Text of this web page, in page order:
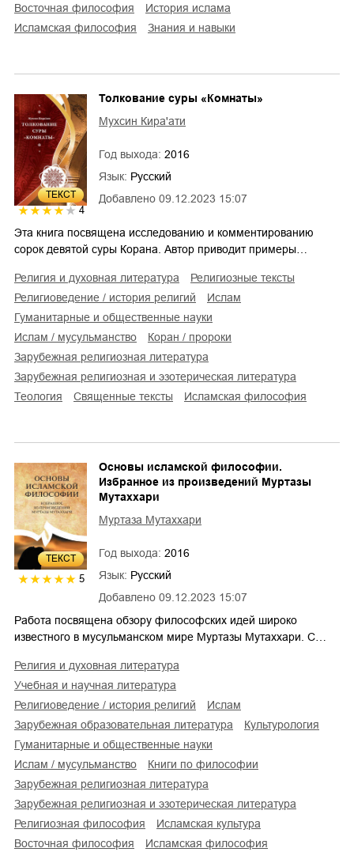
восточная философия
история ислама
исламская философия
знания и навыки
ТЕКСТ
4
Добавлено 09.12.2023 15:07
Толкование суры «Комнаты»
Мухсин Кира'ати
Год выхода: 2016
Язык: Русский
Эта книга посвящена исследованию и комментированию
сорок девятой суры Корана. Автор приводит примеры…
религия и духовная литература
религиозные тексты
религиоведение / история религий
ислам
гуманитарные и общественные науки
Ислам / мусульманство
коран / пророки
зарубежная религиозная литература
зарубежная религиозная и эзотерическая литература
теология
священные тексты исламская философия
ТЕКСТ
5
Добавлено 09.12.2023 15:07
Основы исламской философии.
Избранное из произведений Муртазы
Мутаххари
Муртаза Мутаххари
Год выхода: 2016
Язык: Русский
Работа посвящена обзору философских идей широко
известного в мусульманском мире Муртазы Мутаххари. С…
религия и духовная литература
учебная и научная литература
религиоведение / история религий
ислам
зарубежная образовательная литература
культурология
гуманитарные и общественные науки
Ислам / мусульманство
книги по философии
зарубежная религиозная литература
зарубежная религиозная и эзотерическая литература
религиозная философия
исламская культура
восточная философия
исламская философия